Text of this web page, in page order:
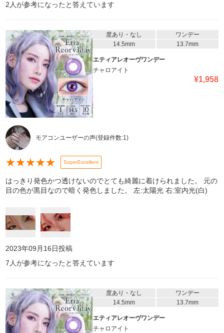
2 人が参考になったと答えています
度あり・なし
ワンデー
14.5mm
13.7mm
エティアレオーヴワンデー
チャロアイト
¥1,958
モアコンユーザーの声(登録件数:1)
★★★★★ SuperExcellent
はっきり発色かつ透けないのでとても綺麗に着けられました。 元の
目の色が黒目なので暗く発色しました。 左:太陽光 右:室内光(白)
2023年09月16日投稿
7 人が参考になったと答えています
度あり・なし
ワンデー
14.5mm
13.7mm
エティアレオーヴワンデー
チャロアイト